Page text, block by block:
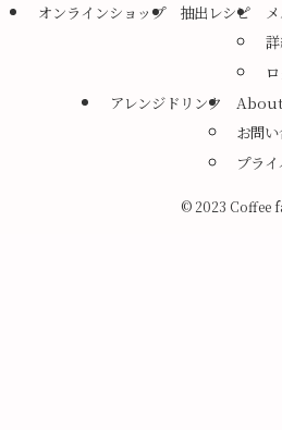
オンラインショップ 抽出レシピ
アレンジドリンク
お問
プラ
© 2023 Coffee